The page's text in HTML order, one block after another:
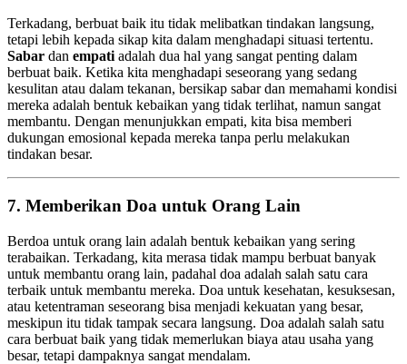
Terkadang, berbuat baik itu tidak melibatkan tindakan langsung,
tetapi lebih kepada sikap kita dalam menghadapi situasi tertentu.
Sabar dan empati adalah dua hal yang sangat penting dalam
berbuat baik. Ketika kita menghadapi seseorang yang sedang
kesulitan atau dalam tekanan, bersikap sabar dan memahami kondisi
mereka adalah bentuk kebaikan yang tidak terlihat, namun sangat
membantu. Dengan menunjukkan empati, kita bisa memberi
dukungan emosional kepada mereka tanpa perlu melakukan
tindakan besar.
7. Memberikan Doa untuk Orang Lain
Berdoa untuk orang lain adalah bentuk kebaikan yang sering
terabaikan. Terkadang, kita merasa tidak mampu berbuat banyak
untuk membantu orang lain, padahal doa adalah salah satu cara
terbaik untuk membantu mereka. Doa untuk kesehatan, kesuksesan,
atau ketentraman seseorang bisa menjadi kekuatan yang besar,
meskipun itu tidak tampak secara langsung. Doa adalah salah satu
cara berbuat baik yang tidak memerlukan biaya atau usaha yang
besar, tetapi dampaknya sangat mendalam.